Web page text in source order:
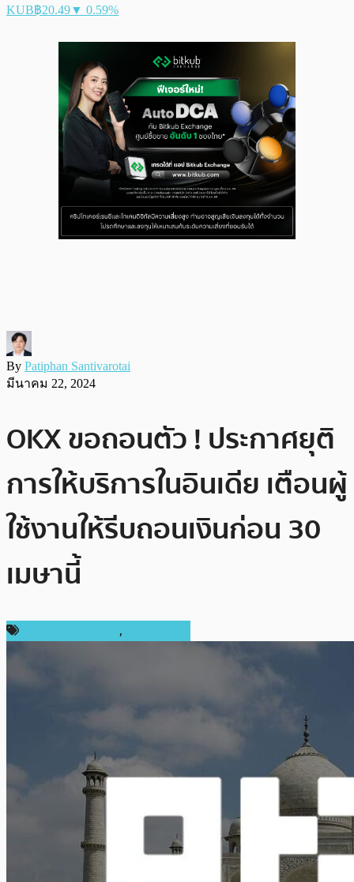
KUB฿20.49▼ 0.59%
By Patiphan Santivarotai
มีนาคม 22, 2024
OKX ขอถอนตัว ! ประกาศยุติ
การให้บริการในอินเดีย เตือนผู้
ใช้งานให้รีบถอนเงินก่อน 30
เมษานี้
,